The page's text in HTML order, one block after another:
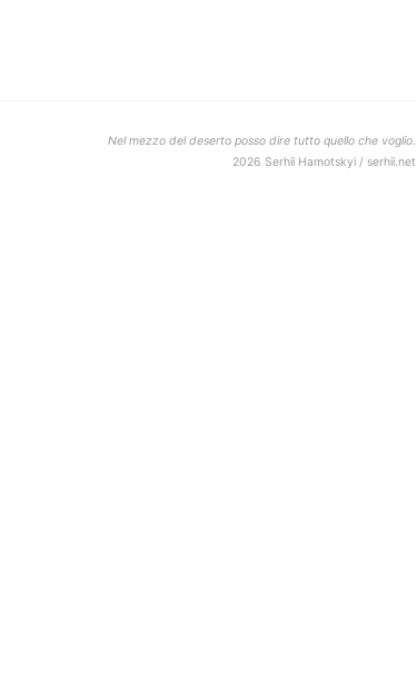
Nel mezzo del deserto posso dire tutto quello che voglio.
2026 Serhii Hamotskyi / serhii.net